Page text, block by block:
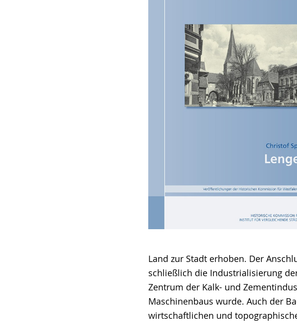
Land zur Stadt erhoben. Der
schließlich die Industrialisierung
Zentrum der Kalk- und
Maschinenbaus wurde. Auch der
wirtschaftlichen und